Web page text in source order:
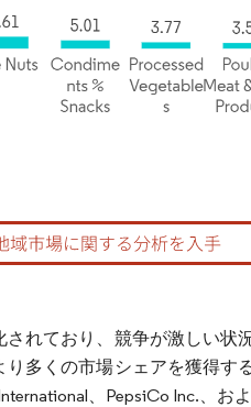
の表示が必要です。
れており、競争が激しい
多くの市場シェアを獲得
、PepsiCo Inc.、お